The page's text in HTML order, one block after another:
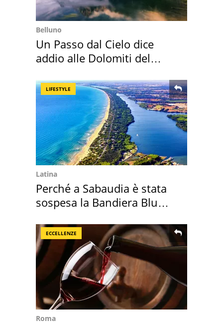
Belluno
Un Passo dal Cielo dice
addio alle Dolomiti del
LIFESTYLE
Latina
Perché a Sabaudia è stata
sospesa la Bandiera Blu
ECCELLENZE
Roma